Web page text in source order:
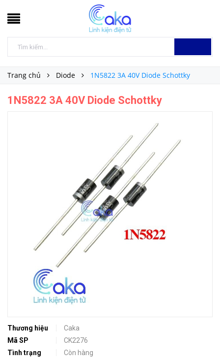
Trang chủ Diode 1N5822 3A 40V Diode Schottky
1N5822 3A 40V Diode Schottky
Thương hiệu
Caka
Mã SP
CK2276
Tình trạng
Còn hàng